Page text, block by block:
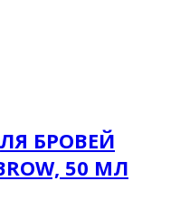
БРОВЕЙ
50 МЛ